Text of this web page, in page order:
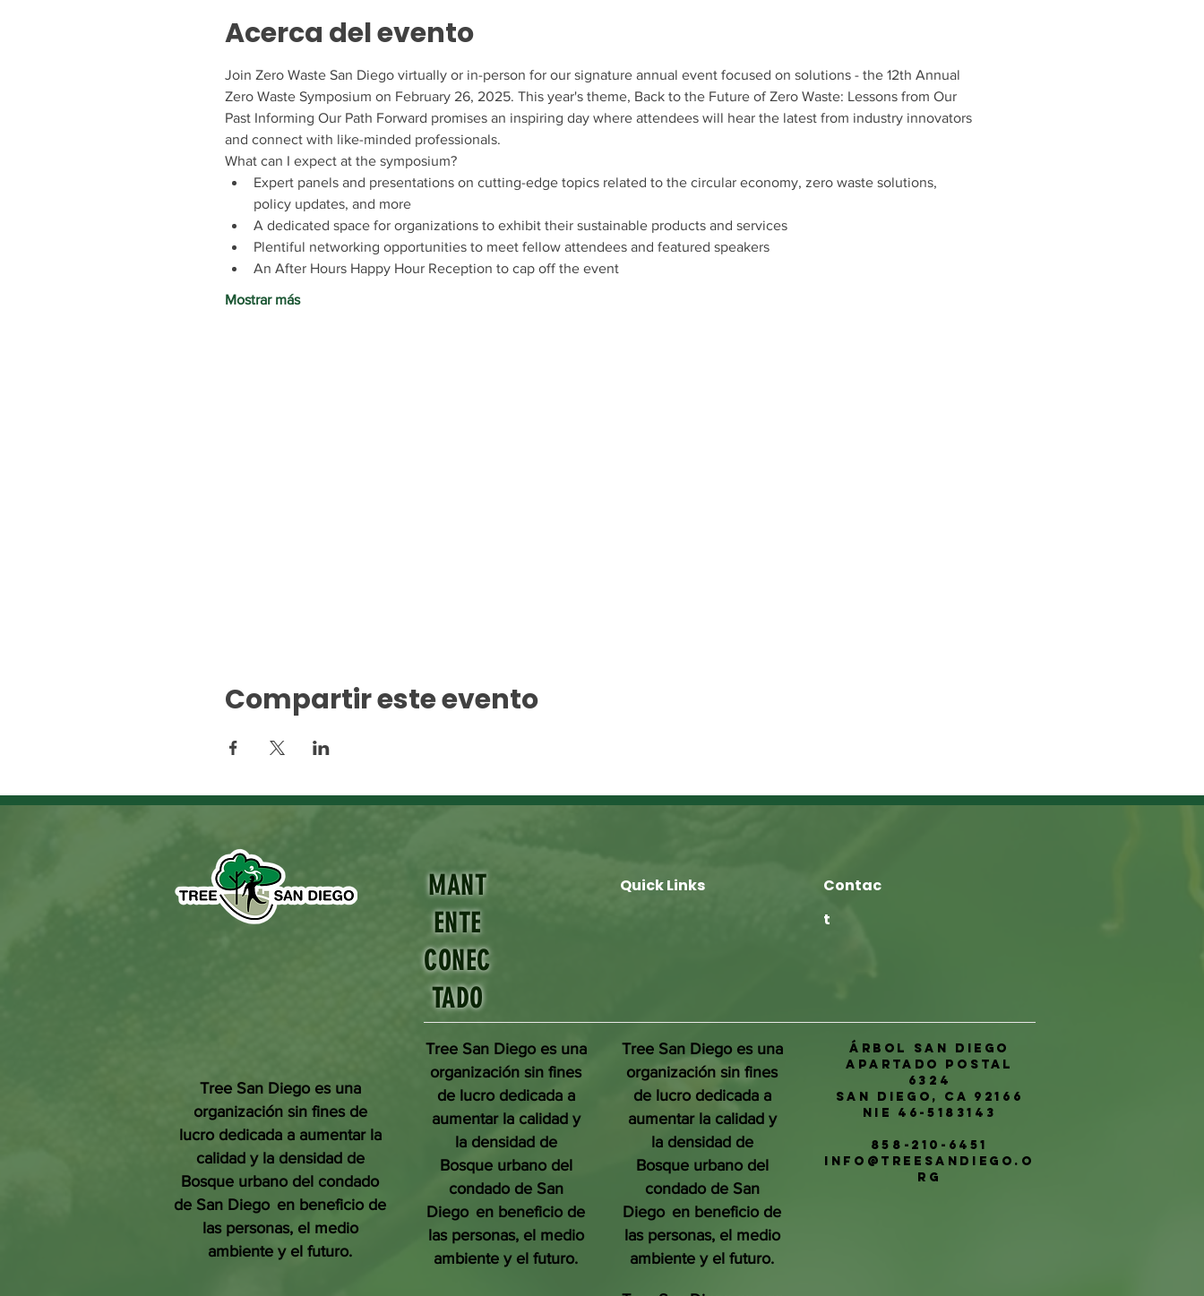
Acerca del evento
Join Zero Waste San Diego virtually or in-person for our signature annual event focused on solutions - the 12th Annual
Zero Waste Symposium on February 26, 2025. This year's theme, Back to the Future of Zero Waste: Lessons from Our
Past Informing Our Path Forward promises an inspiring day where attendees will hear the latest from industry innovators
and connect with like-minded professionals.
What can I expect at the symposium?
Expert panels and presentations on cutting-edge topics related to the circular economy, zero waste solutions,
policy updates, and more
A dedicated space for organizations to exhibit their sustainable products and services
Plentiful networking opportunities to meet fellow attendees and featured speakers
An After Hours Happy Hour Reception to cap off the event
Mostrar más
Compartir este evento
Tree San Diego es una
organización sin fines de
lucro dedicada a aumentar la
calidad y la densidad de
Bosque urbano del condado
de San Diego en beneficio de
las personas, el medio
ambiente y el futuro.
MANT
ENTE
CONEC
TADO
Quick Links
Contac
t
Tree San Diego es una
organización sin fines
de lucro dedicada a
aumentar la calidad y
la densidad de
Bosque urbano del
condado de San
Diego en beneficio de
las personas, el medio
ambiente y el futuro.
Tree San Diego es una
organización sin fines
de lucro dedicada a
aumentar la calidad y
la densidad de
Bosque urbano del
condado de San
Diego en beneficio de
las personas, el medio
ambiente y el futuro.
Árbol San Diego
Apartado postal
6324
San Diego, CA 92166
NIE 46-5183143
858-210-6451
info@treesandiego.o
rg